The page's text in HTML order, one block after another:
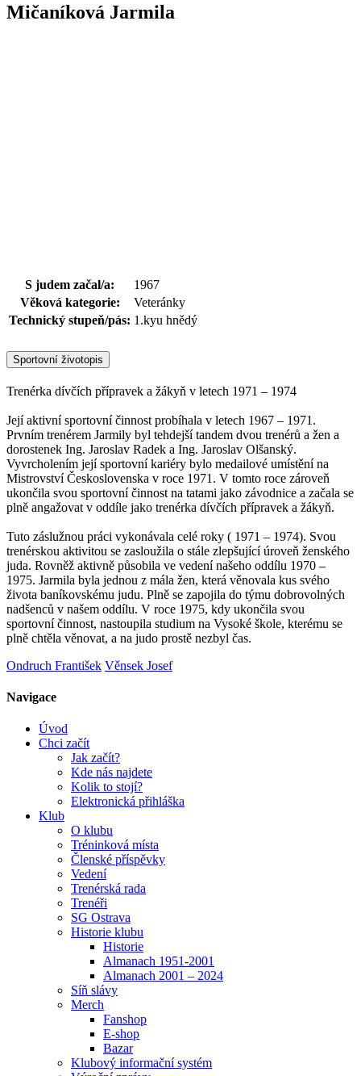
Mičaníková Jarmila
S judem začal/a:
1967
Věková kategorie:
Veteránky
Technický stupeň/pás: 1.kyu hnědý
Sportovní životopis
Trenérka dívčích přípravek a žákyň v letech 1971 – 1974
Její aktivní sportovní činnost probíhala v letech 1967 – 1971.
Prvním trenérem Jarmily byl tehdejší tandem dvou trenérů a žen a
dorostenek Ing. Jaroslav Radek a Ing. Jaroslav Olšanský.
Vyvrcholením její sportovní kariéry bylo medailové umístění na
Mistrovství Československa v roce 1971. V tomto roce zároveň
ukončila svou sportovní činnost na tatami jako závodnice a začala se
plně angažovat v oddíle jako trenérka dívčích přípravek a žákyň.
Tuto záslužnou práci vykonávala celé roky ( 1971 – 1974). Svou
trenérskou aktivitou se zasloužila o stále zlepšující úroveň ženského
juda. Rovněž aktivně působila ve vedení našeho oddílu 1970 –
1975. Jarmila byla jednou z mála žen, která věnovala kus svého
života baníkovskému judu. Plně se zapojila do týmu dobrovolných
nadšenců v našem oddílu. V roce 1975, kdy ukončila svou
sportovní činnost, nastoupila studium na Vysoké škole, kterému se
plně chtěla věnovat, a na judo prostě nezbyl čas.
Ondruch František Věnsek Josef
Navigace
Úvod
Chci začít
Jak začít?
Kde nás najdete
Kolik to stojí?
Elektronická přihláška
Klub
O klubu
Tréninková místa
Členské příspěvky
Vedení
Trenérská rada
Trenéři
SG Ostrava
Historie klubu
Historie
Almanach 1951-2001
Almanach 2001 – 2024
Síň slávy
Merch
Fanshop
E-shop
Bazar
Klubový informační systém